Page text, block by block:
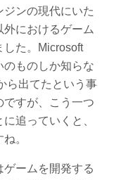
ンの現代にいた
におけるゲーム
した。Microsoft
のものしか知らな
ら出てたという事
すが、こう一つ
追っていくと、
。
ームを開発する